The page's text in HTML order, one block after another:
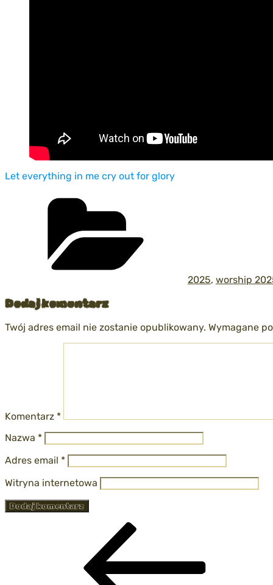
Let everything in me cry out for glory
2025, worship
Dodaj komentarz
Twój adres email nie zostanie opublikowany. Wymagane
Komentarz *
Nazwa *
Adres email *
Witryna internetowa